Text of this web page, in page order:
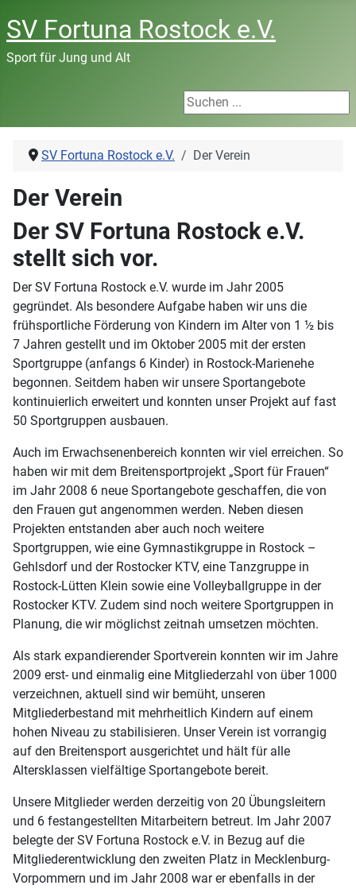
SV Fortuna Rostock e.V.
Sport für Jung und Alt
Suchen ...
SV Fortuna Rostock e.V. Der Verein
Der Verein
Der SV Fortuna Rostock e.V.
stellt sich vor.
Der SV Fortuna Rostock e.V. wurde im Jahr 2005
gegründet. Als besondere Aufgabe haben wir uns die
frühsportliche Förderung von Kindern im Alter von 1 ½ bis
7 Jahren gestellt und im Oktober 2005 mit der ersten
Sportgruppe (anfangs 6 Kinder) in Rostock-Marienehe
begonnen. Seitdem haben wir unsere Sportangebote
kontinuierlich erweitert und konnten unser Projekt auf fast
50 Sportgruppen ausbauen.
Auch im Erwachsenenbereich konnten wir viel erreichen. So
haben wir mit dem Breitensportprojekt „Sport für Frauen“
im Jahr 2008 6 neue Sportangebote geschaffen, die von
den Frauen gut angenommen werden. Neben diesen
Projekten entstanden aber auch noch weitere
Sportgruppen, wie eine Gymnastikgruppe in Rostock –
Gehlsdorf und der Rostocker KTV, eine Tanzgruppe in
Rostock-Lütten Klein sowie eine Volleyballgruppe in der
Rostocker KTV. Zudem sind noch weitere Sportgruppen in
Planung, die wir möglichst zeitnah umsetzen möchten.
Als stark expandierender Sportverein konnten wir im Jahre
2009 erst- und einmalig eine Mitgliederzahl von über 1000
verzeichnen, aktuell sind wir bemüht, unseren
Mitgliederbestand mit mehrheitlich Kindern auf einem
hohen Niveau zu stabilisieren. Unser Verein ist vorrangig
auf den Breitensport ausgerichtet und hält für alle
Altersklassen vielfältige Sportangebote bereit.
Unsere Mitglieder werden derzeitig von 20 Übungsleitern
und 6 festangestellten Mitarbeitern betreut. Im Jahr 2007
belegte der SV Fortuna Rostock e.V. in Bezug auf die
Mitgliederentwicklung den zweiten Platz in Mecklenburg-
Vorpommern und im Jahr 2008 war er ebenfalls in der